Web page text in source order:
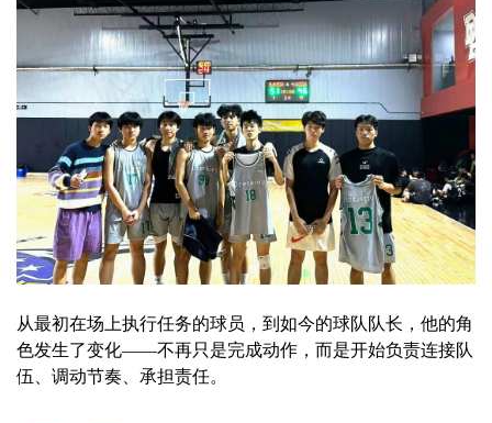
从最初在场上执行任务的球员，到如今的球队队长，他的角
色发生了变化——不再只是完成动作，而是开始负责连接队
伍、调动节奏、承担责任。